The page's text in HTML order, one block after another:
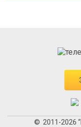
© 2011-2026